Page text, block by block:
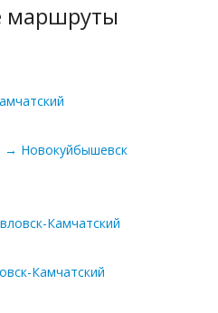
маршруты
→ Новокуйбышевск
Камчатский
Камчатский